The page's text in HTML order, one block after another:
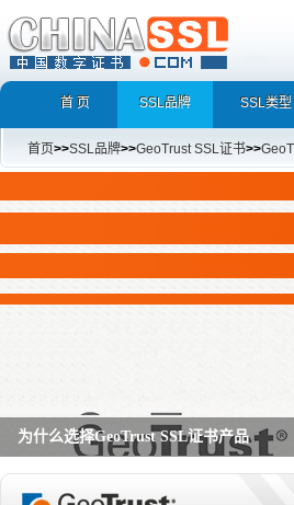
首 页 SSL品牌 SSL类型
首页>>SSL品牌>>GeoTrust SSL证书>>
为什么选择GeoTrust SSL证书产品
GeoTrust QuickSSL Premium SAN SSL证书,True